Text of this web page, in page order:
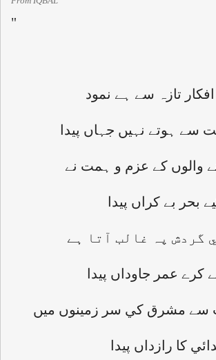
"
تازہ سے ہے نمود
ہوتے نہيں جہاں پيدا
والوں کے عزم و ہمت نے
بحر بے کراں پيدا
گردش پہ غالب آتا ہے
عمر جاوداں پيدا
سے مشرق کي سر زمينوں ميں
کا رازداں پيدا